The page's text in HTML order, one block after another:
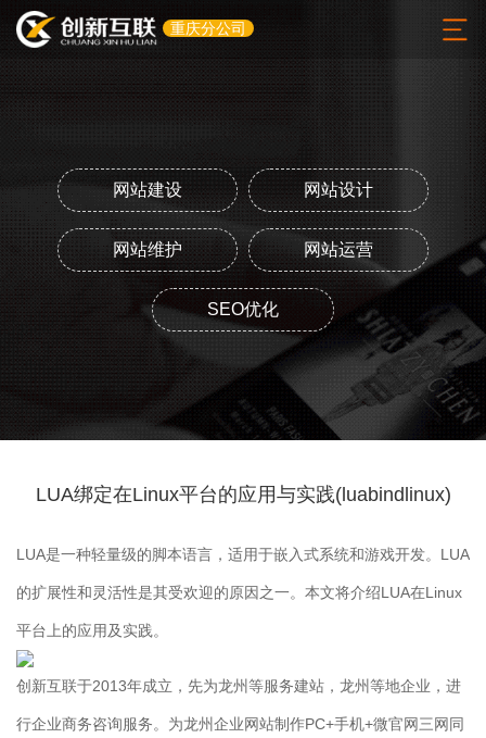
重庆分公司
网站建设 网站设计
网站维护 网站运营
SEO优化
LUA绑定在Linux平台的应用与实践(luabindlinux)
LUA是一种轻量级的脚本语言，适用于嵌入式系统和游戏开发。LUA
的扩展性和灵活性是其受欢迎的原因之一。本文将介绍LUA在Linux
平台上的应用及实践。
创新互联于2013年成立，先为龙州等服务建站，龙州等地企业，进
行企业商务咨询服务。为龙州企业网站制作PC+手机+微官网三网同